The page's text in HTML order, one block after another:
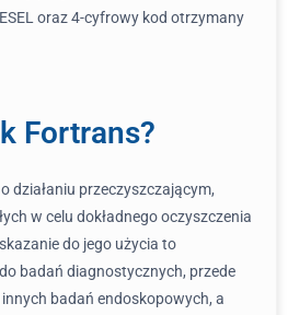
oraz 4-cyfrowy kod otrzymany
Fortrans?
działaniu przeczyszczającym,
w celu dokładnego oczyszczenia
do jego użycia to
badań diagnostycznych, przede
badań endoskopowych, a